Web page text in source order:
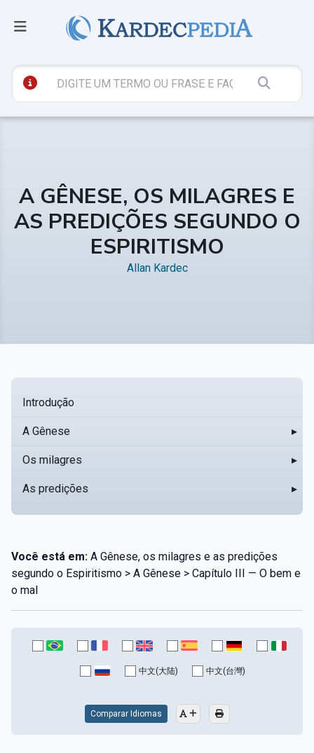
A GÊNESE, OS MILAGRES E
AS PREDIÇÕES SEGUNDO O
ESPIRITISMO
Allan Kardec
Introdução
A Gênese ▸
Os milagres ▸
As predições ▸
Você está em: A Gênese, os milagres e as predições
segundo o Espiritismo > A Gênese > Capítulo III — O bem e
o mal
中文(大陆) 中文(台灣)
Comparar Idiomas